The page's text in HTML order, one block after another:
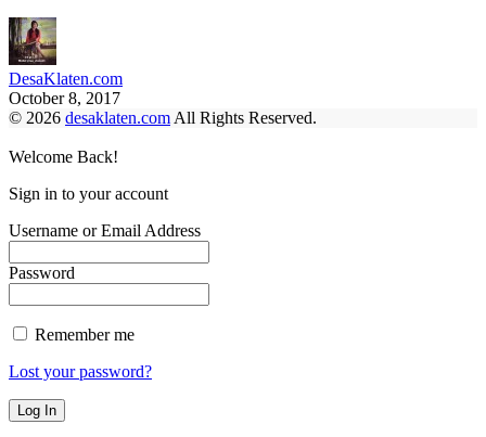
DesaKlaten.com
October 8, 2017
© 2026 desaklaten.com All Rights Reserved.
Welcome Back!
Sign in to your account
Username or Email Address
Password
Remember me
Lost your password?